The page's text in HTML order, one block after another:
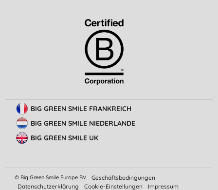
BIG GREEN SMILE FRANKREICH
BIG GREEN SMILE NIEDERLANDE
BIG GREEN SMILE UK
© Big Green Smile Europe BV
Geschäftsbedingungen
Datenschutzerklärung
Cookie-Einstellungen Impressum